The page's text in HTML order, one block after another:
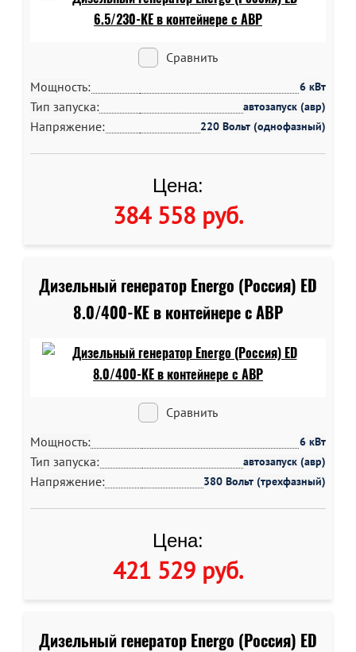
Сравнить
Мощность:
6 кВт
Тип запуска: автозапуск (авр)
Напряжение: 220 Вольт (однофазный)
Цена:
384 558 руб.
Дизельный генератор Energo (Россия) ED
8.0/400-KE в контейнере c АВР
Сравнить
Мощность:
6 кВт
Тип запуска: автозапуск (авр)
Напряжение: 380 Вольт (трехфазный)
Цена:
421 529 руб.
Дизельный генератор Energo (Россия) ED